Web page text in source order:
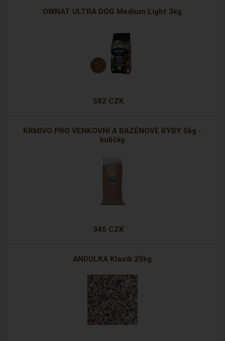
OWNAT ULTRA DOG Medium Light 3kg
582 CZK
KRMIVO PRO VENKOVNÍ A BAZÉNOVÉ RYBY 5kg -
kuličky
345 CZK
ANDULKA Klasik 25kg